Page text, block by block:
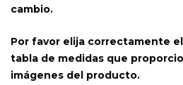
cambio.
Por favor elija correctamente
tabla de medidas que
imágenes del producto.